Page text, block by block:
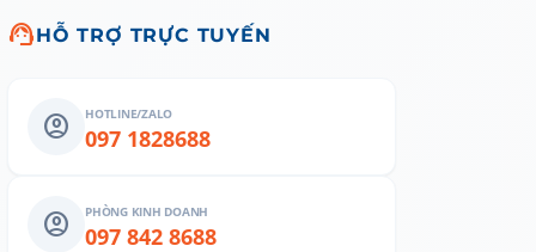
support_agentHỖ TRỢ TRỰC TUYẾN
account_circle HOTLINE/ZALO
097 1828688
account_circle PHÒNG KINH DOANH
097 842 8688